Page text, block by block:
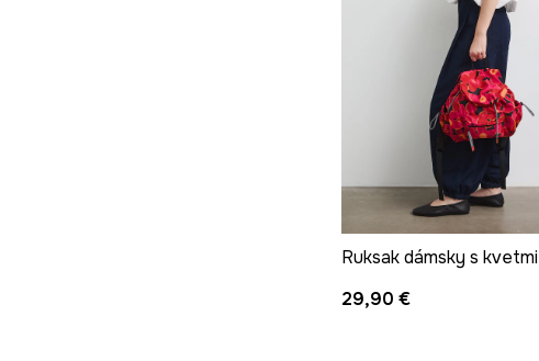
Ruksak dámsky s kvetmi
29,90 €